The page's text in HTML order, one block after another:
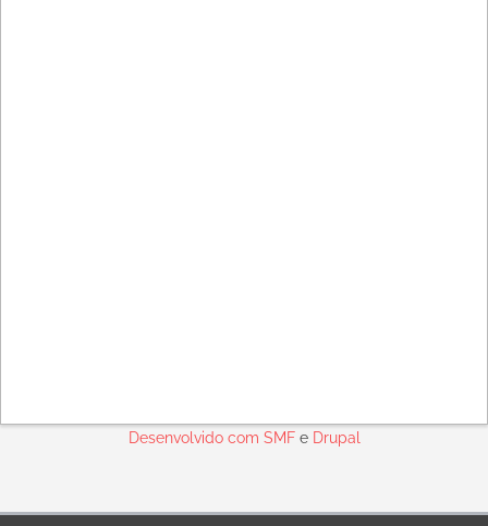
Desenvolvido com SMFe Drupal